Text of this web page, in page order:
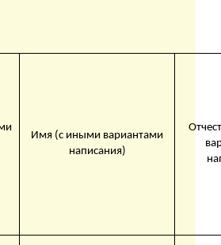
Имя (с иными вариантами
написания)